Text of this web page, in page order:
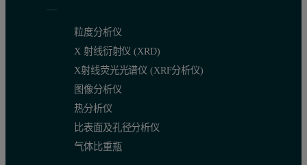
粒度分析仪
X 射线衍射仪 (XRD)
X射线荧光光谱仪 (XRF分析仪)
图像分析仪
热分析仪
比表面及孔径分析仪
气体比重瓶